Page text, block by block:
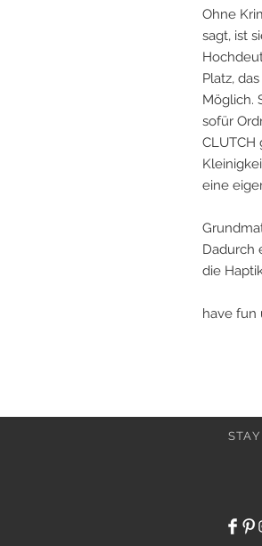
Ohne
sagt, ist
Platz,
Möglich.
sofür
CLUTCH
eine
Dadurch
die
have fun